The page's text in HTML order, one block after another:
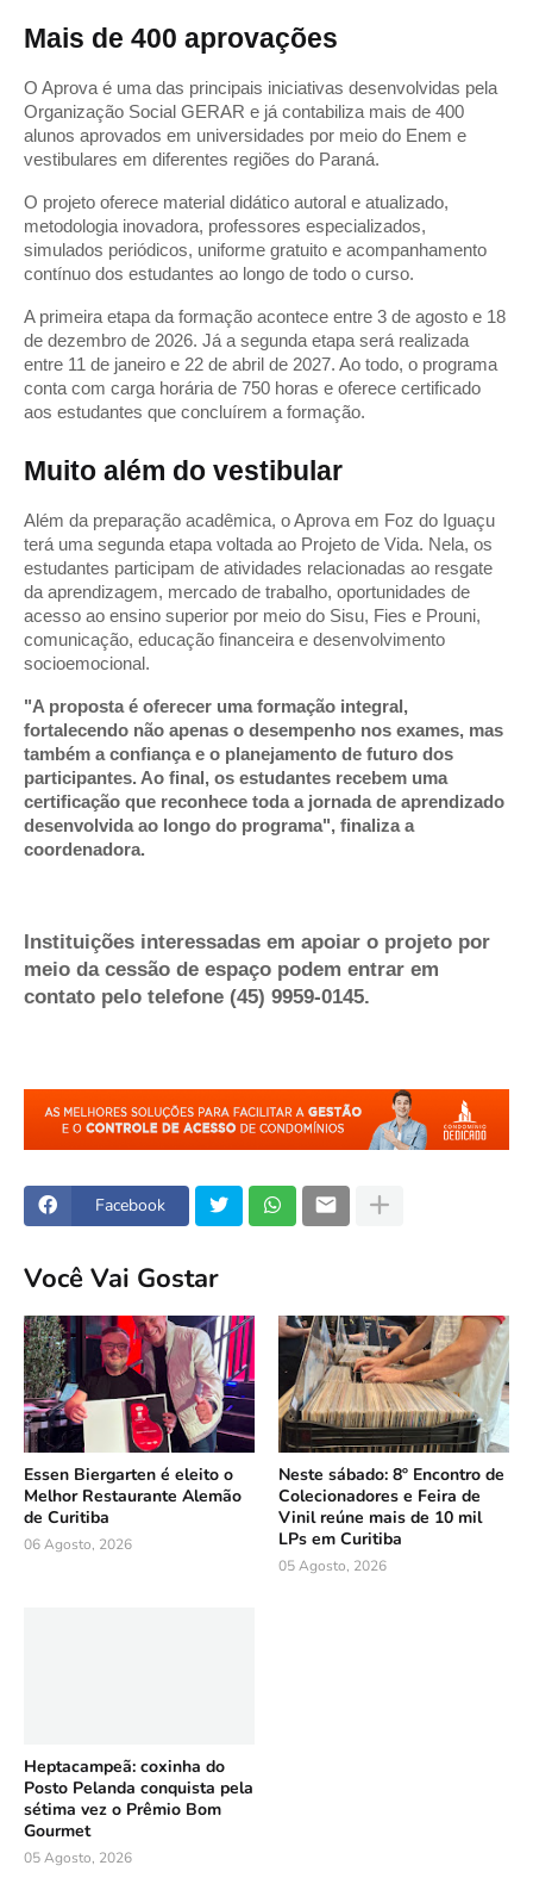
Mais de 400 aprovações
O Aprova é uma das principais iniciativas desenvolvidas pela
Organização Social GERAR e já contabiliza mais de 400
alunos aprovados em universidades por meio do Enem e
vestibulares em diferentes regiões do Paraná.
O projeto oferece material didático autoral e atualizado,
metodologia inovadora, professores especializados,
simulados periódicos, uniforme gratuito e acompanhamento
contínuo dos estudantes ao longo de todo o curso.
A primeira etapa da formação acontece entre 3 de agosto e 18
de dezembro de 2026. Já a segunda etapa será realizada
entre 11 de janeiro e 22 de abril de 2027. Ao todo, o programa
conta com carga horária de 750 horas e oferece certificado
aos estudantes que concluírem a formação.
Muito além do vestibular
Além da preparação acadêmica, o Aprova em Foz do Iguaçu
terá uma segunda etapa voltada ao Projeto de Vida. Nela, os
estudantes participam de atividades relacionadas ao resgate
da aprendizagem, mercado de trabalho, oportunidades de
acesso ao ensino superior por meio do Sisu, Fies e Prouni,
comunicação, educação financeira e desenvolvimento
socioemocional.
"A proposta é oferecer uma formação integral,
fortalecendo não apenas o desempenho nos exames, mas
também a confiança e o planejamento de futuro dos
participantes. Ao final, os estudantes recebem uma
certificação que reconhece toda a jornada de aprendizado
desenvolvida ao longo do programa", finaliza a
coordenadora.
Instituições interessadas em apoiar o projeto por
meio da cessão de espaço podem entrar em
contato pelo telefone (45) 9959-0145.
Facebook
Você Vai Gostar
Essen Biergarten é eleito o
Melhor Restaurante Alemão
de Curitiba
06 Agosto, 2026
Neste sábado: 8º Encontro de
Colecionadores e Feira de
Vinil reúne mais de 10 mil
LPs em Curitiba
05 Agosto, 2026
Heptacampeã: coxinha do
Posto Pelanda conquista pela
sétima vez o Prêmio Bom
Gourmet
05 Agosto, 2026